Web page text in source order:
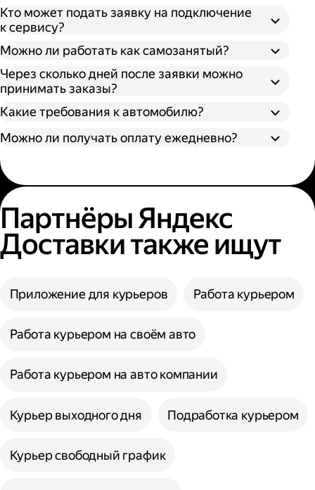
Кто может подать заявку на подключение
к сервису?
Можно ли работать как самозанятый?
Через сколько дней после заявки можно
принимать заказы?
Какие требования к автомобилю?
Можно ли получать оплату ежедневно?
Партнёры Яндекс
Доставки также ищут
Приложение для курьеров Работа курьером
Работа курьером на своём авто
Работа курьером на авто компании
Курьер выходного дня Подработка курьером
Курьер свободный график